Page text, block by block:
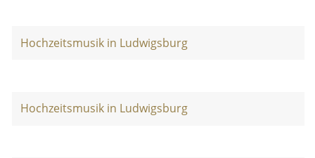
Hochzeitsmusik in Ludwigsburg
Hochzeitsmusik in Ludwigsburg